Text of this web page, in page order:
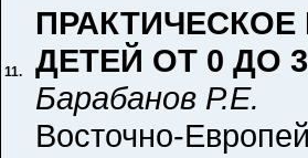
11.
ДЕТЕЙ ОТ 0 ДО
Барабанов Р.Е.
Восточно-